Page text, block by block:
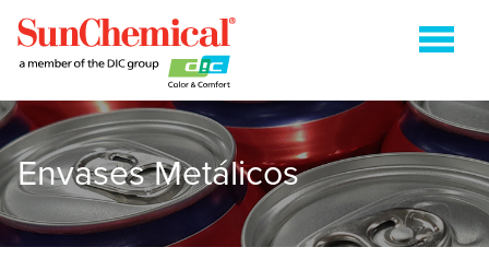
COLDSET
CURABLES DE ENERGÍA
Envases Metálicos